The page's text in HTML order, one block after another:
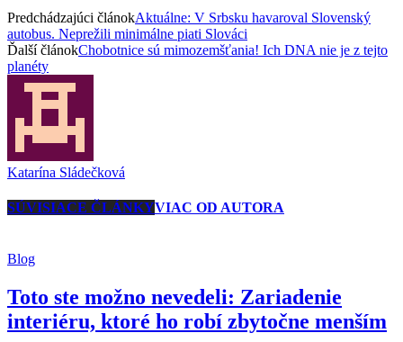
Predchádzajúci článokAktuálne: V Srbsku havaroval Slovenský
autobus. Neprežili minimálne piati Slováci
Ďalší článokChobotnice sú mimozemšťania! Ich DNA nie je z tejto
planéty
Katarína Sládečková
SÚVISIACE ČLÁNKYVIAC OD AUTORA
Blog
Toto ste možno nevedeli: Zariadenie
interiéru, ktoré ho robí zbytočne menším